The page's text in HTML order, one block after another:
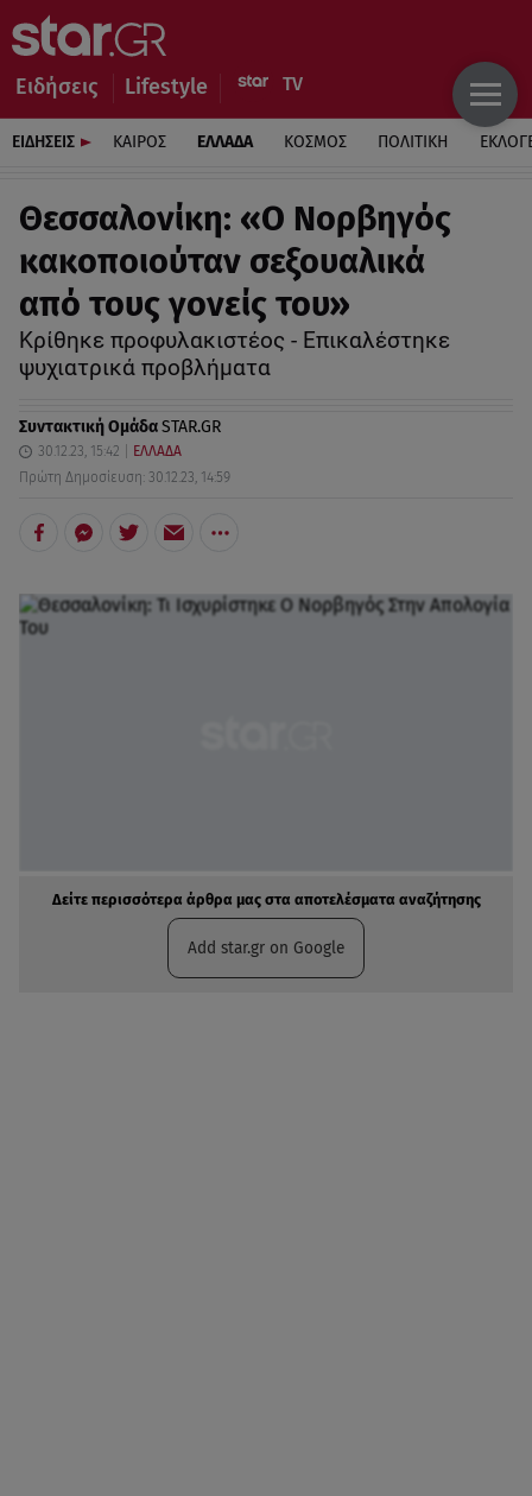
Ειδήσεις Lifestyle
ΕΙΔΗΣΕΙΣ ΚΑΙΡΟΣ ΕΛΛΑΔΑ ΚΟΣΜΟΣ ΠΟΛΙΤΙΚΗ
Θεσσαλονίκη: «Ο Νορβηγός
κακοποιούταν σεξουαλικά
από τους γονείς του»
Κρίθηκε προφυλακιστέος - Επικαλέστηκε
ψυχιατρικά προβλήματα
Συντακτική ΟμάδαSTAR.GR
30.12.23, 15:42
ΕΛΛΑΔΑ
Πρώτη Δημοσίευση: 30.12.23, 14:59
Δείτε περισσότερα άρθρα μας στα αποτελέσματα αναζήτησης
Add star.gr on Google